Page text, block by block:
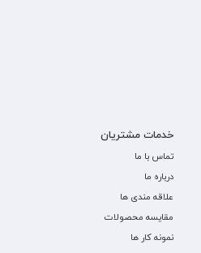
خدمات مشتریان
تماس با ما
درباره ما
علاقه مندی ها
مقایسه محصولات
نمونه کار ها